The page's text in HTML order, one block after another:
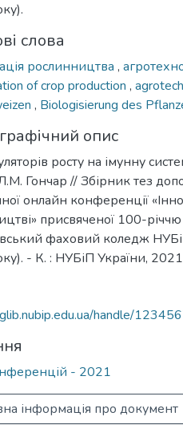
слова
рослинництва ,
of crop production ,
, Biologisierung des
опис
росту на імунну
Гончар // Збірник тез
онлайн конференції
присвяченої 100-
фаховий коледж
- К. : НУБіП України,
handle/
- 2021
інформація про документ